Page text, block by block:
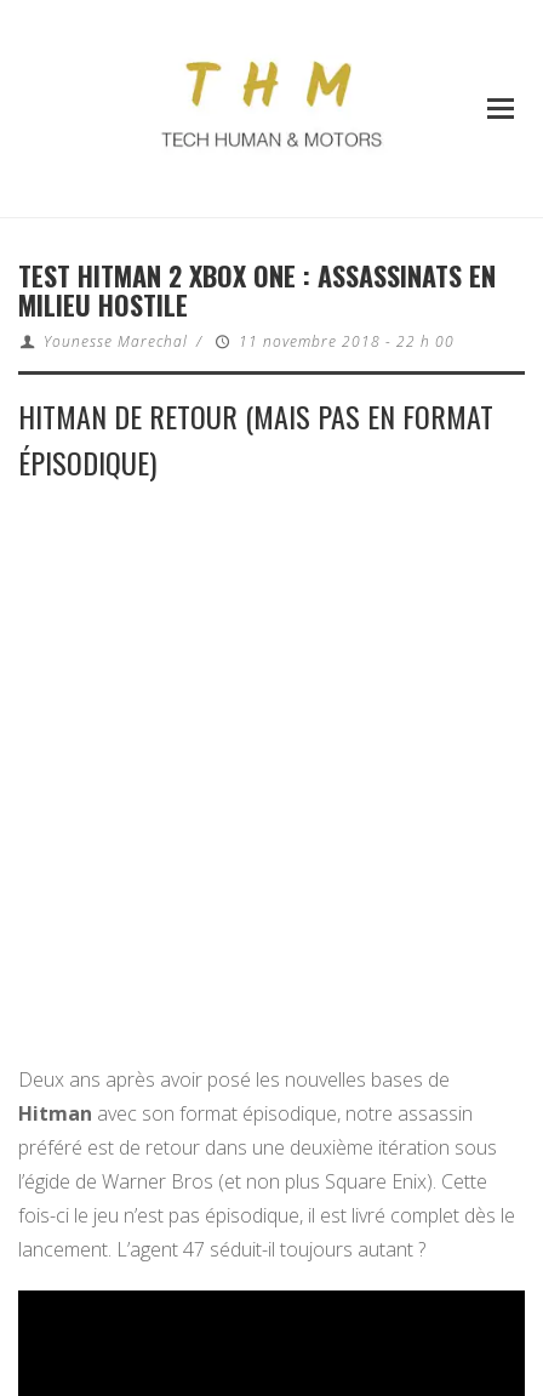
TEST HITMAN 2 XBOX ONE : ASSASSINATS EN
MILIEU HOSTILE
Younesse Marechal / 11 novembre 2018 - 22 h 00
HITMAN DE RETOUR (MAIS PAS EN FORMAT
ÉPISODIQUE)
Deux ans après avoir posé les nouvelles bases de
Hitman avec son format épisodique, notre assassin
préféré est de retour dans une deuxième itération sous
l’égide de Warner Bros (et non plus Square Enix). Cette
fois-ci le jeu n’est pas épisodique, il est livré complet dès le
lancement. L’agent 47 séduit-il toujours autant ?